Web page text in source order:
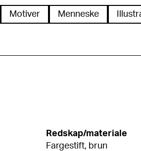
Motiver Menneske
Redskap/materiale
Fargestift, brun